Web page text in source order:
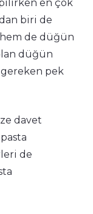
en çok
biri de
de düğün
düğün
pek
davet
de